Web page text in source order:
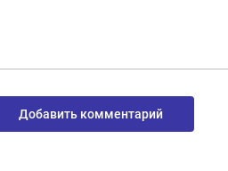
Добавить комментарий